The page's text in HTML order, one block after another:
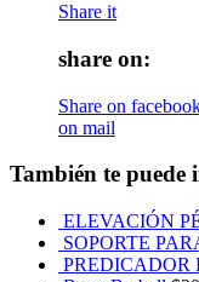
Share it
share on:
Share on
on mail
También te
ELEVACIÓN
SOPORTE
PREDICADOR